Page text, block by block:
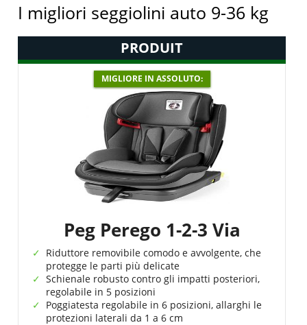
I migliori seggiolini auto 9-36 kg
PRODUIT
MIGLIORE IN ASSOLUTO:
Peg Perego 1-2-3 Via
Riduttore removibile comodo e avvolgente, che
protegge le parti più delicate
Schienale robusto contro gli impatti posteriori,
regolabile in 5 posizioni
Poggiatesta regolabile in 6 posizioni, allarghi le
protezioni laterali da 1 a 6 cm